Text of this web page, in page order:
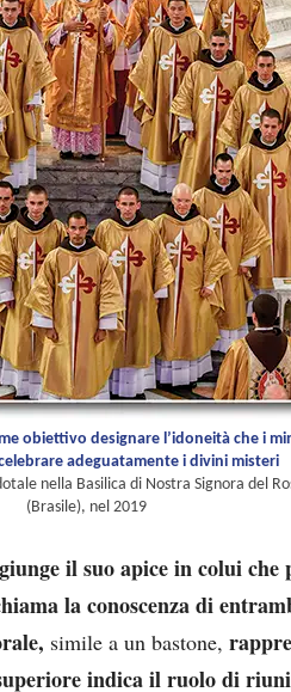
obiettivo designare l’idoneità che i
adeguatamente i divini misteri
nella Basilica di Nostra Signora del
(Brasile), nel 2019
il suo apice in colui che
la conoscenza di
simile a un bastone,
indica il ruolo di